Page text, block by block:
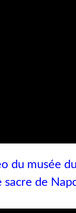
du musée
de